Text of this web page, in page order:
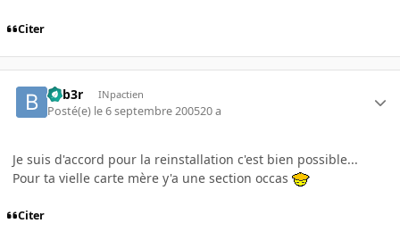
Citer
beb3r INpactien
Posté(e) le 6 septembre 200520 a
Je suis d'accord pour la reinstallation c'est bien possible...
Pour ta vielle carte mère y'a une section occas
Citer